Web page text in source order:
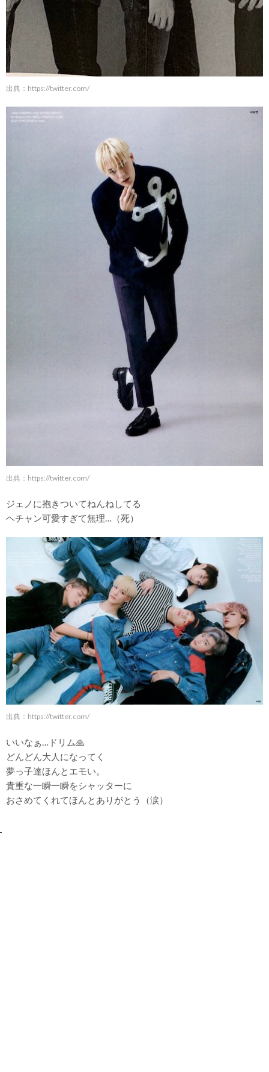
出典： https://twitter.com/
出典： https://twitter.com/
ジェノに抱きついてねんねしてる
ヘチャン可愛すぎて無理…（死）
出典： https://twitter.com/
いいなぁ…ドリム🙏
どんどん大人になってく
夢っ子達ほんとエモい。
貴重な一瞬一瞬をシャッターに
おさめてくれてほんとありがとう（涙）